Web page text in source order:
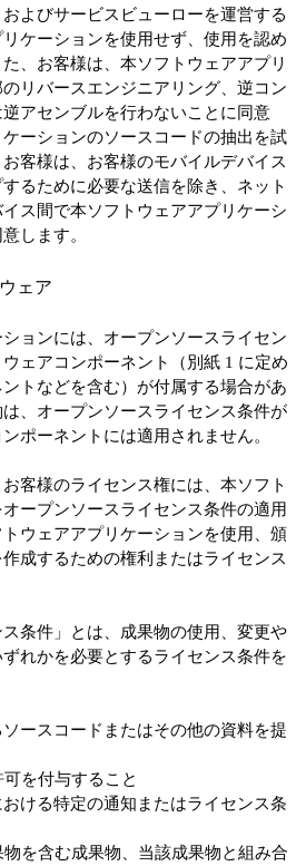
よびサービスビューローを運営する
ケーションを使用せず、使用を認め
、お客様は、本ソフトウェアアプリ
リバースエンジニアリング、逆コン
アセンブルを行わないことに同意
ーションのソースコードの抽出を試
客様は、お客様のモバイルデバイス
るために必要な送信を除き、ネット
ス間で本ソフトウェアアプリケーシ
します。
ェア
ョンには、オープンソースライセン
ェアコンポーネント（別紙 1 に定め
トなどを含む）が付属する場合があ
、オープンソースライセンス条件が
ポーネントには適用されません。
客様のライセンス権には、本ソフト
ープンソースライセンス条件の適用
ウェアアプリケーションを使用、頒
成するための権利またはライセンス
ス条件」とは、成果物の使用、変更や
れかを必要とするライセンス条件を
ースコードまたはその他の資料を提
を付与すること
ける特定の通知またはライセンス条
を含む成果物、当該成果物と組み合